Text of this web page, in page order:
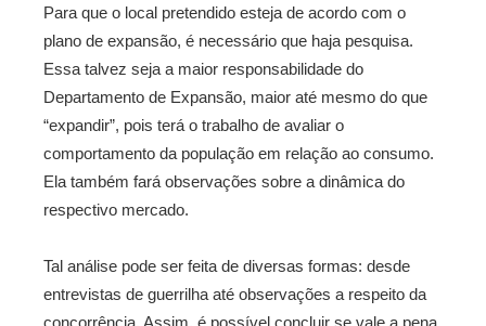
Para que o local pretendido esteja de acordo com o
plano de expansão, é necessário que haja pesquisa.
Essa talvez seja a maior responsabilidade do
Departamento de Expansão, maior até mesmo do que
“expandir”, pois terá o trabalho de avaliar o
comportamento da população em relação ao consumo.
Ela também fará observações sobre a dinâmica do
respectivo mercado.
Tal análise pode ser feita de diversas formas: desde
entrevistas de guerrilha até observações a respeito da
concorrência. Assim, é possível concluir se vale a pena